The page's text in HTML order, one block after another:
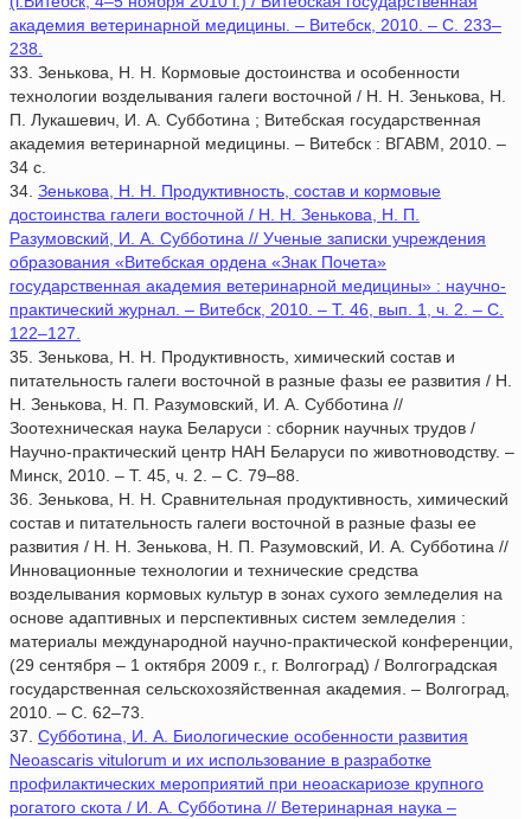
академия ветеринарной медицины. – Витебск, 2010. – С. 233–
238.
33. Зенькова, Н. Н. Кормовые достоинства и особенности
технологии возделывания галеги восточной / Н. Н. Зенькова, Н.
П. Лукашевич, И. А. Субботина ; Витебская государственная
академия ветеринарной медицины. – Витебск : ВГАВМ, 2010. –
34 с.
34. Зенькова, Н. Н. Продуктивность, состав и кормовые
достоинства галеги восточной / Н. Н. Зенькова, Н. П.
Разумовский, И. А. Субботина // Ученые записки учреждения
образования «Витебская ордена «Знак Почета»
государственная академия ветеринарной медицины» : научно-
практический журнал. – Витебск, 2010. – Т. 46, вып. 1, ч. 2. – С.
122–127.
35. Зенькова, Н. Н. Продуктивность, химический состав и
питательность галеги восточной в разные фазы ее развития / Н.
Н. Зенькова, Н. П. Разумовский, И. А. Субботина //
Зоотехническая наука Беларуси : сборник научных трудов /
Научно-практический центр НАН Беларуси по животноводству. –
Минск, 2010. – Т. 45, ч. 2. – С. 79–88.
36. Зенькова, Н. Н. Сравнительная продуктивность, химический
состав и питательность галеги восточной в разные фазы ее
развития / Н. Н. Зенькова, Н. П. Разумовский, И. А. Субботина //
Инновационные технологии и технические средства
возделывания кормовых культур в зонах сухого земледелия на
основе адаптивных и перспективных систем земледелия :
материалы международной научно-практической конференции,
(29 сентября – 1 октября 2009 г., г. Волгоград) / Волгоградская
государственная сельскохозяйственная академия. – Волгоград,
2010. – С. 62–73.
37. Субботина, И. А. Биологические особенности развития
Neoascaris vitulorum и их использование в разработке
профилактических мероприятий при неоаскариозе крупного
рогатого скота / И. А. Субботина // Ветеринарная наука –